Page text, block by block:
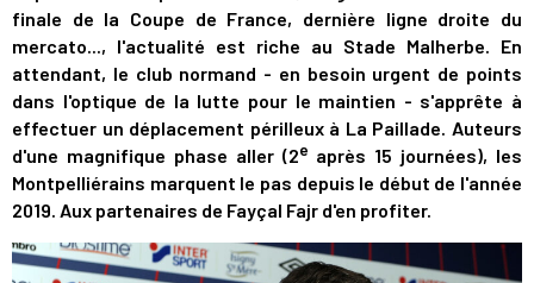
finale de la Coupe de France, dernière ligne droite du
mercato..., l'actualité est riche au Stade Malherbe. En
attendant, le club normand - en besoin urgent de points
dans l'optique de la lutte pour le maintien - s'apprête à
effectuer un déplacement périlleux à La Paillade. Auteurs
d'une magnifique phase aller (2e après 15 journées), les
Montpelliérains marquent le pas depuis le début de l'année
2019. Aux partenaires de Fayçal Fajr d'en profiter.